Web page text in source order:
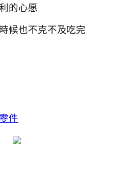
的心愿
候也不克不及吃完
件